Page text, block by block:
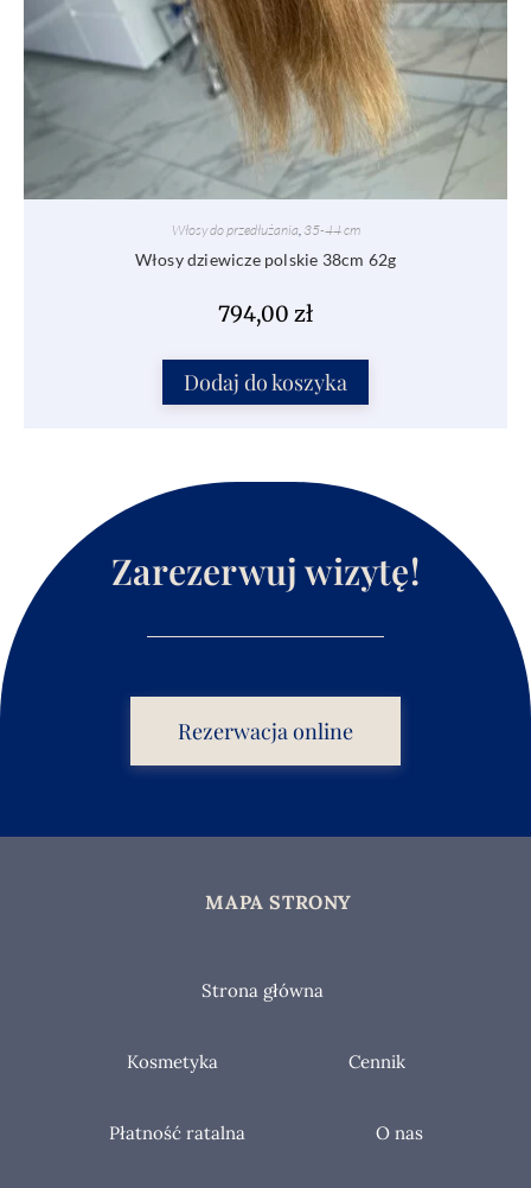
Włosy do przedłużania 35-44 cm
Włosy dziewicze polskie 38cm 62g
794,00 zł
Dodaj do koszyka
Zarezerwuj wizytę!
Rezerwacja online
MAPA STRONY
Strona główna
Kosmetyka Cennik
Płatność ratalna O nas